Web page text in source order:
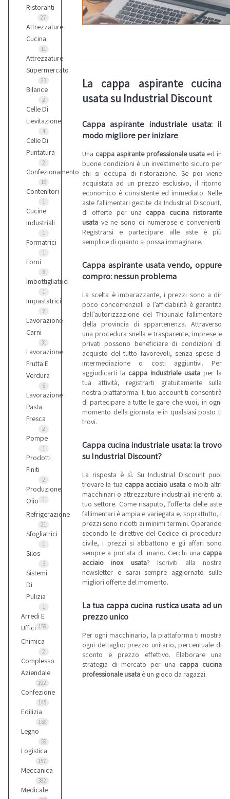
Ristoranti
27
Attrezzature
Cucina
11
Attrezzature
Supermercato
23
Bilance
2
Celle Di
Lievitazione
4
Celle Di
Puntatura
2
Confezionamento
16
Contenitori
1
Cucine
Industriali
1
Formatrici
1
Forni
8
Imbottigliatrici
1
Impastatrici
2
Lavorazione
Carni
31
Lavorazione
Frutta E
Verdura
6
Lavorazione
Pasta
Fresca
2
Pompe
1
Prodotti
Finiti
2
Produzione
Olio
1
Refrigerazione
21
Sfogliatrici
1
Silos
3
Sistemi
Di
Pulizia
1
Arredi E
Uffici 158
Chimica
2
Complesso
Aziendale
192
Confezione
145
Edilizia
156
Legno
59
Logistica
157
Meccanica
382
Medicale
La cappa aspirante cucina
usata su Industrial Discount
Cappa aspirante industriale usata: il
modo migliore per iniziare
Una cappa aspirante professionale usata ed in
buone condizioni è un investimento sicuro per
chi si occupa di ristorazione. Se poi viene
acquistata ad un prezzo esclusivo, il ritorno
economico è consistente ed immediato. Nelle
aste fallimentari gestite da Industrial Discount,
di offerte per una cappa cucina ristorante
usata ve ne sono di numerose e convenienti.
Registrarsi e partecipare alle aste è più
semplice di quanto si possa immaginare.
Cappa aspirante usata vendo, oppure
compro: nessun problema
La scelta è imbarazzante, i prezzi sono a dir
poco concorrenziali e l’affidabilità è garantita
dall’autorizzazione del Tribunale fallimentare
della provincia di appartenenza. Attraverso
una procedura snella e trasparente, imprese e
privati possono beneficiare di condizioni di
acquisto del tutto favorevoli, senza spese di
intermediazione o costi aggiuntivi. Per
aggiudicarti la cappa industriale usata per la
tua attività, registrarti gratuitamente sulla
nostra piattaforma. Il tuo account ti consentirà
di partecipare a tutte le gare che vuoi, in ogni
momento della giornata e in qualsiasi posto ti
trovi.
Cappa cucina industriale usata: la trovo
su Industrial Discount?
La risposta è sì. Su Industrial Discount puoi
trovare la tua cappa acciaio usata e molti altri
macchinari o attrezzature industriali inerenti al
tuo settore. Come risaputo, l’offerta delle aste
fallimentari è ampia e variegata e, soprattutto, i
prezzi sono ridotti ai minimi termini. Operando
secondo le direttive del Codice di procedura
civile, i prezzi si abbattono e gli affari sono
sempre a portata di mano. Cerchi una cappa
acciaio inox usata? Iscriviti alla nostra
newsletter e sarai sempre aggiornato sulle
migliori offerte del momento.
La tua cappa cucina rustica usata ad un
prezzo unico
Per ogni macchinario, la piattaforma ti mostra
ogni dettaglio: prezzo unitario, percentuale di
sconto e prezzo effettivo. Elaborare una
strategia di mercato per una cappa cucina
professionale usata è un gioco da ragazzi.